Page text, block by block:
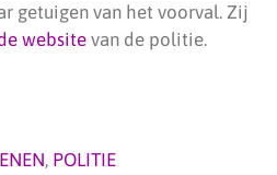
getuigen van het voorval. Zij
website van de politie.
, POLITIE